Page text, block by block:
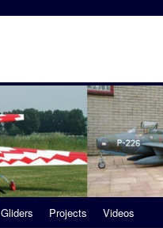
Gliders Projects Videos